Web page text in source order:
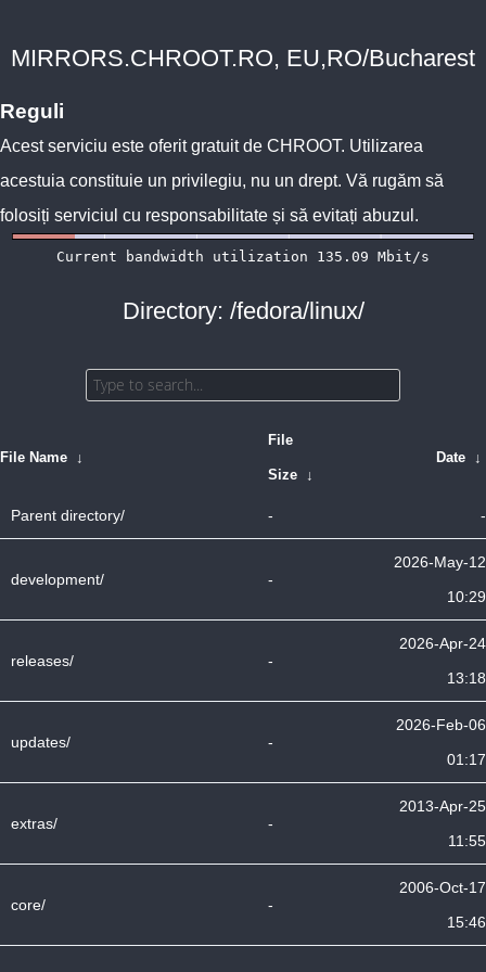
MIRRORS.CHROOT.RO, EU,RO/Bucharest
Reguli
Acest serviciu este oferit gratuit de CHROOT. Utilizarea
acestuia constituie un privilegiu, nu un drept. Vă rugăm să
folosiți serviciul cu responsabilitate și să evitați abuzul.
Directory: /fedora/linux/
File Name ↓
File
Size ↓
Date ↓
Parent directory/ - -
development/ -
2026-May-12
10:29
releases/ -
2026-Apr-24
13:18
updates/ -
2026-Feb-06
01:17
extras/ -
2013-Apr-25
11:55
core/ -
2006-Oct-17
15:46